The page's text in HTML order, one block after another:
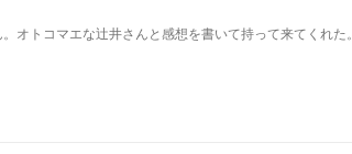
オトコマエな辻井さんと 感想を書いて持って来てくれた。